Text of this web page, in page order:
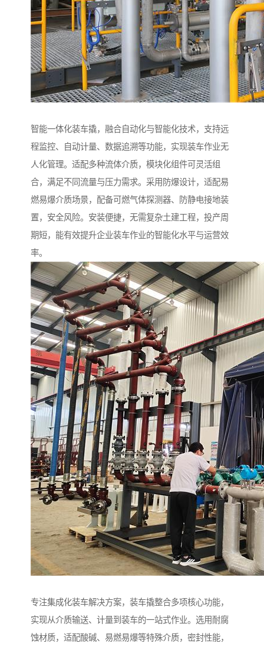
智能一体化装车撬，融合自动化与智能化技术，支持远
程监控、自动计量、数据追溯等功能，实现装车作业无
人化管理。适配多种流体介质，模块化组件可灵活组
合，满足不同流量与压力需求。采用防爆设计，适配易
燃易爆介质场景，配备可燃气体探测器、防静电接地装
置，安全风险。安装便捷，无需复杂土建工程，投产周
期短，能有效提升企业装车作业的智能化水平与运营效
率。
专注集成化装车解决方案，装车撬整合多项核心功能，
实现从介质输送、计量到装车的一站式作业。选用耐腐
蚀材质，适配酸碱、易燃易爆等特殊介质，密封性能，